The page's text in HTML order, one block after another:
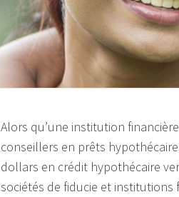
Alors qu’une institution
conseillers en prêts
dollars en crédit hypothécaire
sociétés de fiducie et